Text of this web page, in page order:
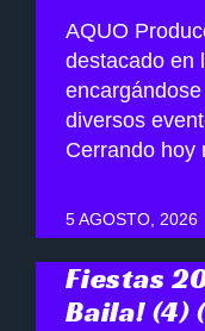
AQUO
destacado en
diversos
Cerrando hoy
5 AGOSTO, 2026
Fiestas
Baila! (4)